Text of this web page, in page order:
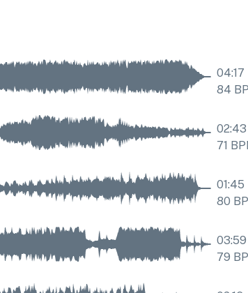
04:17
84
02:43
71
01:45
80
03:59
79